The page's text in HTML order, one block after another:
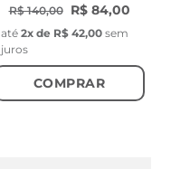
R$ 140,00
R$ 84,00
até 2x de R$ 42,00 sem
juros
COMPRAR